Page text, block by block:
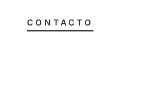
CONTACTO